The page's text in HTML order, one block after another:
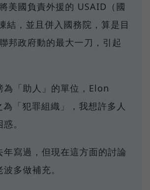
美國負責外援的 USAID（國
結，並且併入國務院，算是目
邦政府動的最大一刀，引起
為「助人」的單位，Elon
「犯罪組織」，我想許多人
。
年寫過，但現在這方面的討論
多做補充。